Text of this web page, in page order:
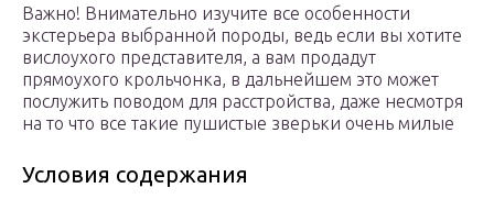
Важно! Внимательно изучите все особенности
экстерьера выбранной породы, ведь если вы хотите
вислоухого представителя, а вам продадут
прямоухого крольчонка, в дальнейшем это может
послужить поводом для расстройства, даже несмотря
на то что все такие пушистые зверьки очень милые
Условия содержания